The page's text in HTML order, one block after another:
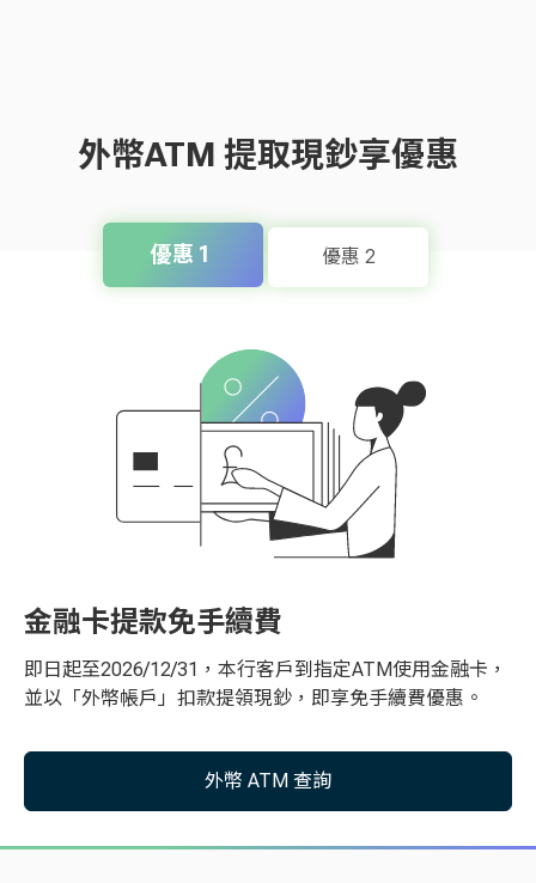
登入CUBE App
登入後，點選「外幣買賣」
登入CUBE App
登入後，點選「外幣買賣」
外幣ATM 提取現鈔享優惠
優惠 1 優惠 2
金融卡提款免手續費
即日起至2026/12/31，本行客戶到指定ATM使用金融卡，
並以「外幣帳戶」扣款提領現鈔，即享免手續費優惠。
外幣 ATM 查詢